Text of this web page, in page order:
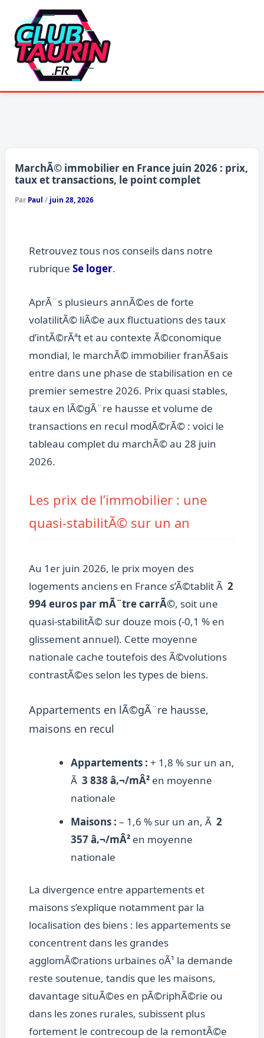
contenu
MarchÃ© immobilier en France juin 2026 : prix,
taux et transactions, le point complet
Par Paul / juin 28, 2026
Retrouvez tous nos conseils dans notre
rubrique Se loger.
AprÃ¨s plusieurs annÃ©es de forte
volatilitÃ© liÃ©e aux fluctuations des taux
d’intÃ©rÃªt et au contexte Ã©conomique
mondial, le marchÃ© immobilier franÃ§ais
entre dans une phase de stabilisation en ce
premier semestre 2026. Prix quasi stables,
taux en lÃ©gÃ¨re hausse et volume de
transactions en recul modÃ©rÃ© : voici le
tableau complet du marchÃ© au 28 juin
2026.
Les prix de l’immobilier : une
quasi-stabilitÃ© sur un an
Au 1er juin 2026, le prix moyen des
logements anciens en France s’Ã©tablit Ã 2
994 euros par mÃ¨tre carrÃ©, soit une
quasi-stabilitÃ© sur douze mois (-0,1 % en
glissement annuel). Cette moyenne
nationale cache toutefois des Ã©volutions
contrastÃ©es selon les types de biens.
Appartements en lÃ©gÃ¨re hausse,
maisons en recul
Appartements : + 1,8 % sur un an,
Ã 3 838 â‚¬/mÂ²en moyenne
nationale
Maisons : – 1,6 % sur un an, Ã 2
357 â‚¬/mÂ²en moyenne
nationale
La divergence entre appartements et
maisons s’explique notamment par la
localisation des biens : les appartements se
concentrent dans les grandes
agglomÃ©rations urbaines oÃ¹ la demande
reste soutenue, tandis que les maisons,
davantage situÃ©es en pÃ©riphÃ©rie ou
dans les zones rurales, subissent plus
fortement le contrecoup de la remontÃ©e